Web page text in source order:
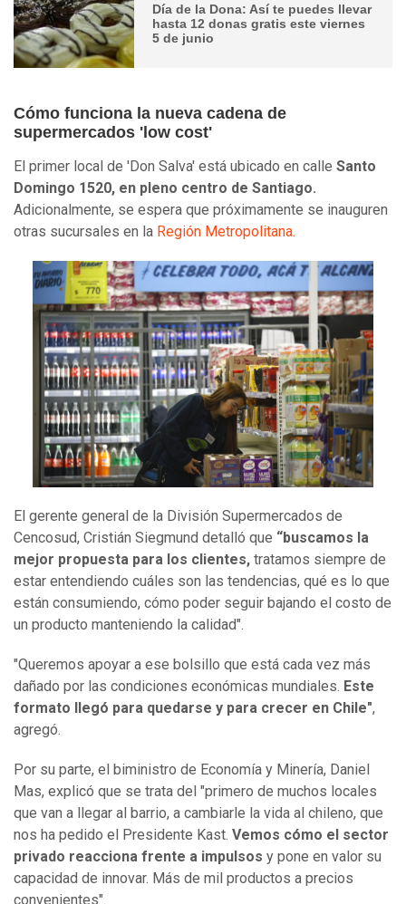
Día de la Dona: Así te puedes llevar
hasta 12 donas gratis este viernes
5 de junio
Cómo funciona la nueva cadena de
supermercados 'low cost'
El primer local de 'Don Salva' está ubicado en calle Santo
Domingo 1520, en pleno centro de Santiago.
Adicionalmente, se espera que próximamente se inauguren
otras sucursales en la Región Metropolitana.
El gerente general de la División Supermercados de
Cencosud, Cristián Siegmund detalló que “buscamos la
mejor propuesta para los clientes, tratamos siempre de
estar entendiendo cuáles son las tendencias, qué es lo que
están consumiendo, cómo poder seguir bajando el costo de
un producto manteniendo la calidad".
"Queremos apoyar a ese bolsillo que está cada vez más
dañado por las condiciones económicas mundiales. Este
formato llegó para quedarse y para crecer en Chile",
agregó.
Por su parte, el biministro de Economía y Minería, Daniel
Mas, explicó que se trata del "primero de muchos locales
que van a llegar al barrio, a cambiarle la vida al chileno, que
nos ha pedido el Presidente Kast. Vemos cómo el sector
privado reacciona frente a impulsos y pone en valor su
capacidad de innovar. Más de mil productos a precios
convenientes".